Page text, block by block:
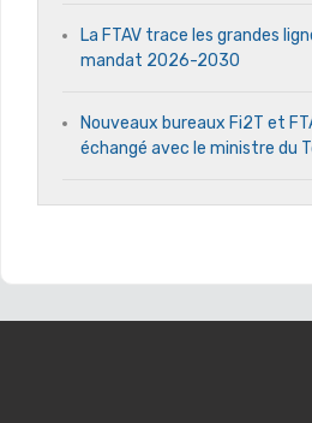
La FTAV trace les grandes
mandat 2026-2030
Nouveaux bureaux Fi2T et
échangé avec le ministre du